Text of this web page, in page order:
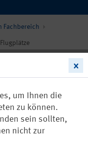
Fachbereich
um Ihnen die
zu können.
sein sollten,
nicht zur